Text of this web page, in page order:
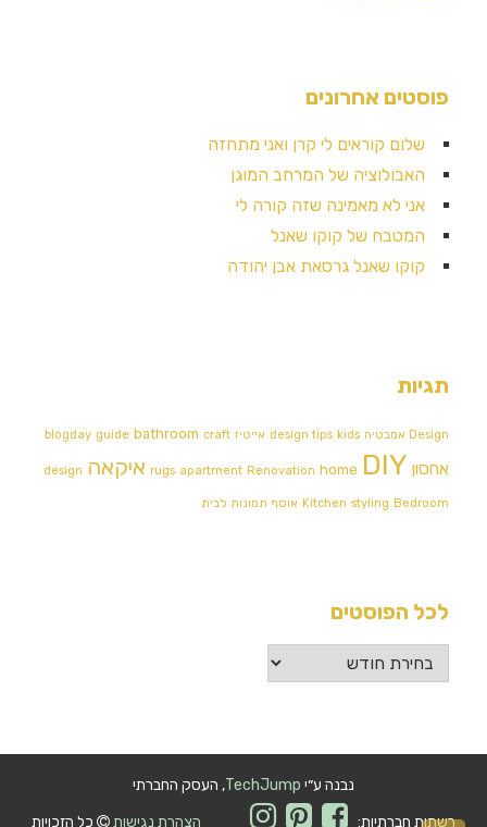
פוסטים אחרונים
שלום קוראים לי קרן ואני מתחזה
האבולוציה של המרחב המוגן
אני לא מאמינה שזה קורה לי
המטבח של קוקו שאנל
קוקו שאנל גרסאת אבן יהודה
תגיות
Design אמבטיה design tips kids אייטיז blogday guide bathroom craft
אחסון rugs apartment Renovation home DIY איקאה design
Kitchen styling Bedroom אוסף תמונות לבית
לכל הפוסטים
לכל
הפוסטים
נבנה ע״י TechJump, העסק החברתי
רשתות חברתיות:
הצהרת נגישות כל הזכויות